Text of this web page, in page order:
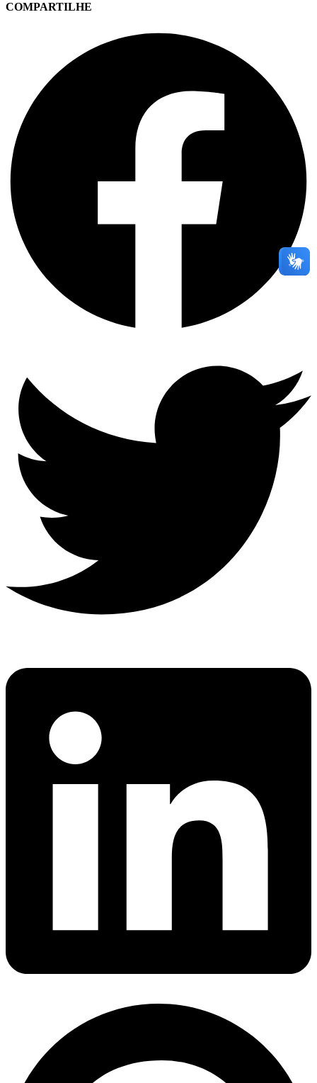
COMPARTILHE